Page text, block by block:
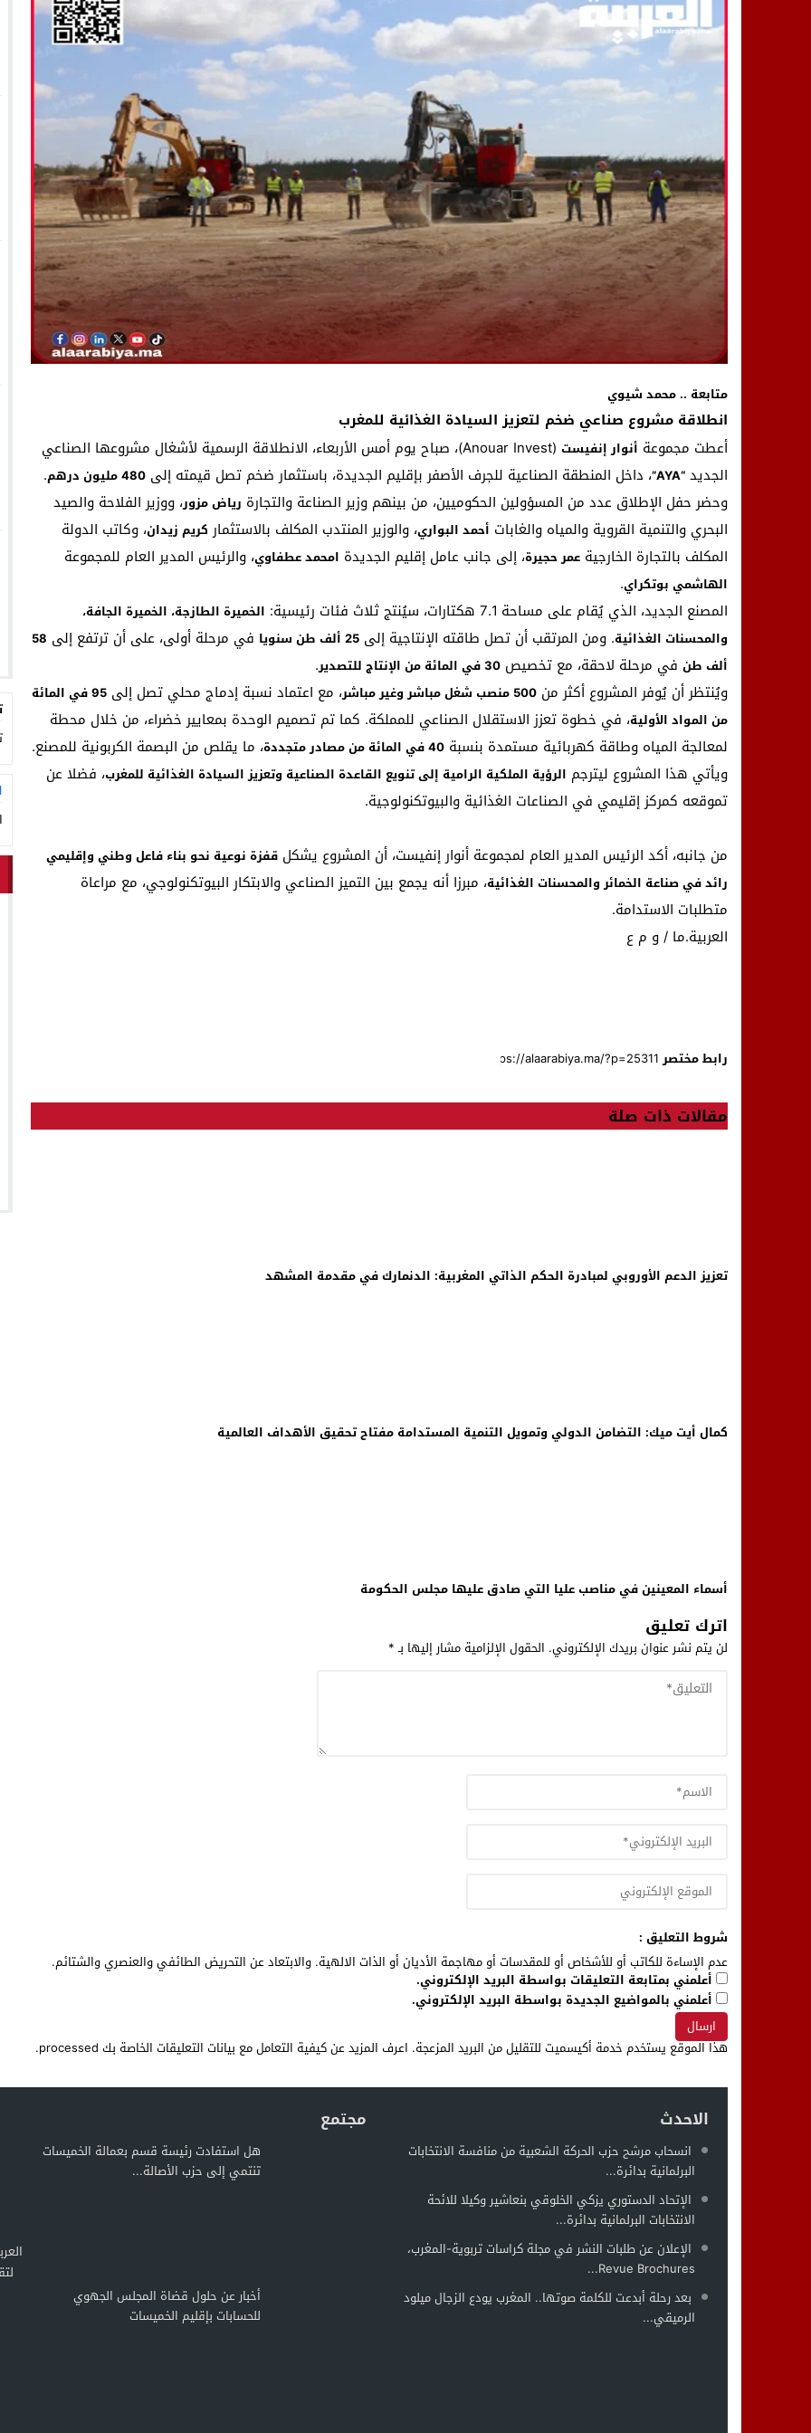
14:25 “العربية.ما” تنشر أخبار تيفلت وأصداء الأحداث فيها بصيغة أخرى
الجيش الملكي ينتفض ضد تعيين “ندالا”
18:23
طاطا: “اعتداء” على حقوقي يشعل غضب الجمعيات وملف “ماء القصبة” يفجّر الأوضاع
13:35 عقول الغد تصنع المستقبل: مسابقة “Robot Innov” بمراكش تؤسس لجيل الابتكار والتكنولوجيا
متابعة .. محمد شيوي
انطلاقة مشروع صناعي ضخم لتعزيز السيادة الغذائية للمغرب
أعطت مجموعة أنوار إنفيست (Anouar Invest)، صباح يوم أمس الأربعاء، ال انطلاقة الرسمية لأشغال مشروعها الصناعي
الجديد “AYA” ، داخل المنطقة الصناعية للجرف الأصفر بإقليم الجديدة، باستثمار ضخم تصل قيمته إلى 480 مليون درهم
.
وحضر حفل الإطلاق عدد من المسؤولين الحكوميين، من بينهم وزير الصناعة والتجارة رياض مزور، ووزير الفلاحة والصيد
البحري والتنمية القروية والمياه والغابات أحمد البواري، والوزير المنتدب المكلف بالاستثمار كريم زيدان، وكاتب الدولة
المكلف بالتجارة الخارجية عمر حجيرة، إلى جانب عامل إقليم الجديدة امحمد عطفاوي، والرئيس المدير العام للمجموعة
الهاشمي بوتكراي.
المصنع الجديد، الذي يُقام على مساحة 7.1 هكتارات، سيُنتج ثلاث فئات رئيسية:
الخميرة الطازجة، الخميرة الجافة،
والمحسنات الغذائية. ومن المرتقب أن تصل طاقته الإنتاجية إلى 25 ألف طن سنويا في مرحلة أولى، على أن ترتفع إلى 58
ألف طن في مرحلة لاحقة، مع تخصيص 30 في المائة من الإنتاج للتصدير
.
ويُنتظر أن يُوفر المشروع أكثر من 500 منصب شغل مباشر وغير مباشر ، مع اعتماد نسبة إدماج محلي تصل إلى
95 في المائة
من المواد الأولية، في خطوة تعزز الاستقلال الصناعي للمملكة. كما تم تصميم الوحدة بمعايير خضراء، من خلال محطة
لمعالجة المياه وطاقة كهربائية مستمدة بنسبة 40 في المائة من مصادر متجددة
، ما يقلص من البصمة الكربونية للمصنع.
ويأتي هذا المشروع ليترجم الرؤية الملكية الرامية إلى تنويع القاعدة الصناعية وتعزيز السيادة الغذائية للمغرب، فضلا عن
تموقعه كمركز إقليمي في الصناعات الغذائية والبيوتكنولوجية.
من جانبه، أكد الرئيس المدير العام لمجموعة أنوار إنفيست، أن المشروع يشكل قفزة نوعية نحو بناء فاعل وطني وإقليمي
رائد في صناعة الخمائر والمحسنات الغذائية، مبرزا أنه يجمع بين التميز الصناعي والابتكار البيوتكنولوجي، مع مراعاة
متطلبات الاستدامة.
العربية.ما / و م ع
رابط مختصر
مقالات ذات صلة
تعزيز الدعم الأوروبي لمبادرة الحكم الذاتي المغربية: الدنمارك في مقدمة المشهد
كمال أيت ميك: التضامن الدولي وتمويل التنمية المستدامة مفتاح تحقيق الأهداف العالمية
أسماء المعينين في مناصب عليا التي صادق عليها مجلس الحكومة
اترك تعليق
لن يتم نشر عنوان بريدك الإلكتروني. الحقول الإلزامية مشار إليها بـ*
شروط التعليق :
عدم الإساءة للكاتب أو للأشخاص أو للمقدسات أو مهاجمة الأديان أو الذات الالهية. والابتعاد عن التحريض الطائفي والعنصري والشتائم.
أعلمني بمتابعة التعليقات بواسطة البريد الإلكتروني.
أعلمني بالمواضيع الجديدة بواسطة البريد الإلكتروني.
هذا الموقع يستخدم خدمة أكيسميت للتقليل من البريد المزعجة. اعرف المزيد عن كيفية التعامل مع بيانات التعليقات الخاصة بك processed .
الاحدث
انسحاب مرشح حزب الحركة الشعبية من منافسة الانتخابات
البرلمانية بدائرة...
الإتحاد الدستوري يزكي الخلوقي بنعاشير وكيلا للائحة
الانتخابات البرلمانية بدائرة...
الإعلان عن طلبات النشر في مجلة كراسات تربوية-المغرب،
Revue Brochures...
بعد رحلة أبدعت للكلمة صوتها.. المغرب يودع الزجال ميلود
الرميقي...
مجتمع
هل استفادت رئيسة قسم بعمالة الخميسات
تنتمي إلى حزب الأصالة...
أخبار عن حلول قضاة المجلس الجهوي
للحسابات بإقليم الخميسات